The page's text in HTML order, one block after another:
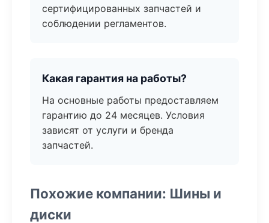
сертифицированных запчастей и
соблюдении регламентов.
Какая гарантия на работы?
На основные работы предоставляем
гарантию до 24 месяцев. Условия
зависят от услуги и бренда
запчастей.
Похожие компании: Шины и
диски